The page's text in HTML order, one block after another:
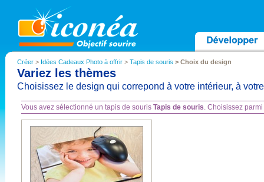
Créer > Idées Cadeaux Photo à offrir > Tapis de souris > Choix du design
Variez les thèmes
Choisissez le design qui correpond à votre intérieur, à
Vous avez sélectionné un tapis de souris Tapis de souris. Choisissez